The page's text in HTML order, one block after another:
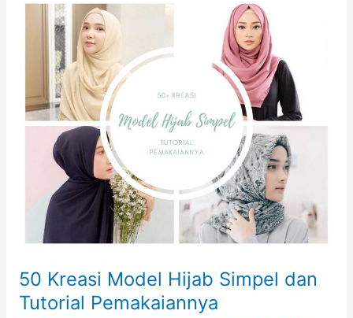
Pelangi
50 Kreasi Model Hijab Simpel dan
Tutorial Pemakaiannya